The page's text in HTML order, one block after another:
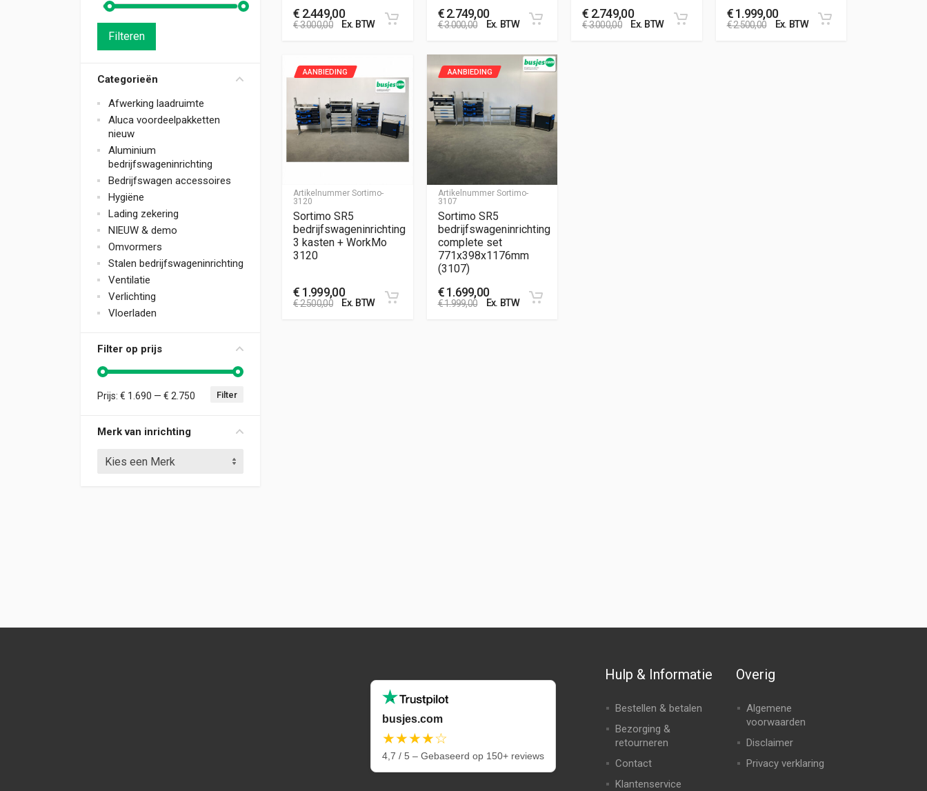
Filteren
Categorieën
Afwerking laadruimte
Aluca voordeelpakketten
nieuw
Aluminium
bedrijfswageninrichting
Bedrijfswagen accessoires
Hygiëne
Lading zekering
NIEUW & demo
Omvormers
Stalen bedrijfswageninrichting
Ventilatie
Verlichting
Vloerladen
Filter op prijs
Min. prijs
Max. prijs Filter
Prijs: € 1.690 — € 2.750
Merk van inrichting
Kies een Merk
€ 2.449,00
€3.000,00 Ex. BTW
€2.749,00
€3.000,00 Ex. BTW
€ 2.749,00
€3.000,00 Ex. BTW
€1.999,00
€2.500,00 Ex. BTW
Artikelnummer Sortimo-
3120
AANBIEDING
Sortimo SR5
bedrijfswageninrichting
3 kasten + WorkMo
3120
€ 1.999,00
€2.500,00 Ex. BTW
Artikelnummer Sortimo-
3107
AANBIEDING
Sortimo SR5
bedrijfswageninrichting
complete set
771x398x1176mm
(3107)
€1.699,00
€1.999,00 Ex. BTW
busjes.com
★★★★☆
4,7 / 5 – Gebaseerd op 150+ reviews
Hulp & Informatie
Bestellen & betalen
Bezorging &
retourneren
Contact
Klantenservice
Overig
Algemene
voorwaarden
Disclaimer
Privacy verklaring